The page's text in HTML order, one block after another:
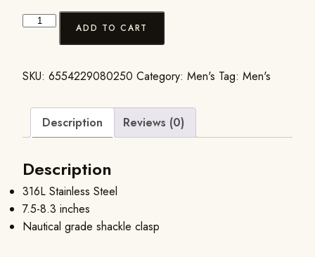
ADD TO CART
SKU: 6554229080250 Category: Men's Tag: Men's
Description Reviews (0)
Description
316L Stainless Steel
7.5-8.3 inches
Nautical grade shackle clasp